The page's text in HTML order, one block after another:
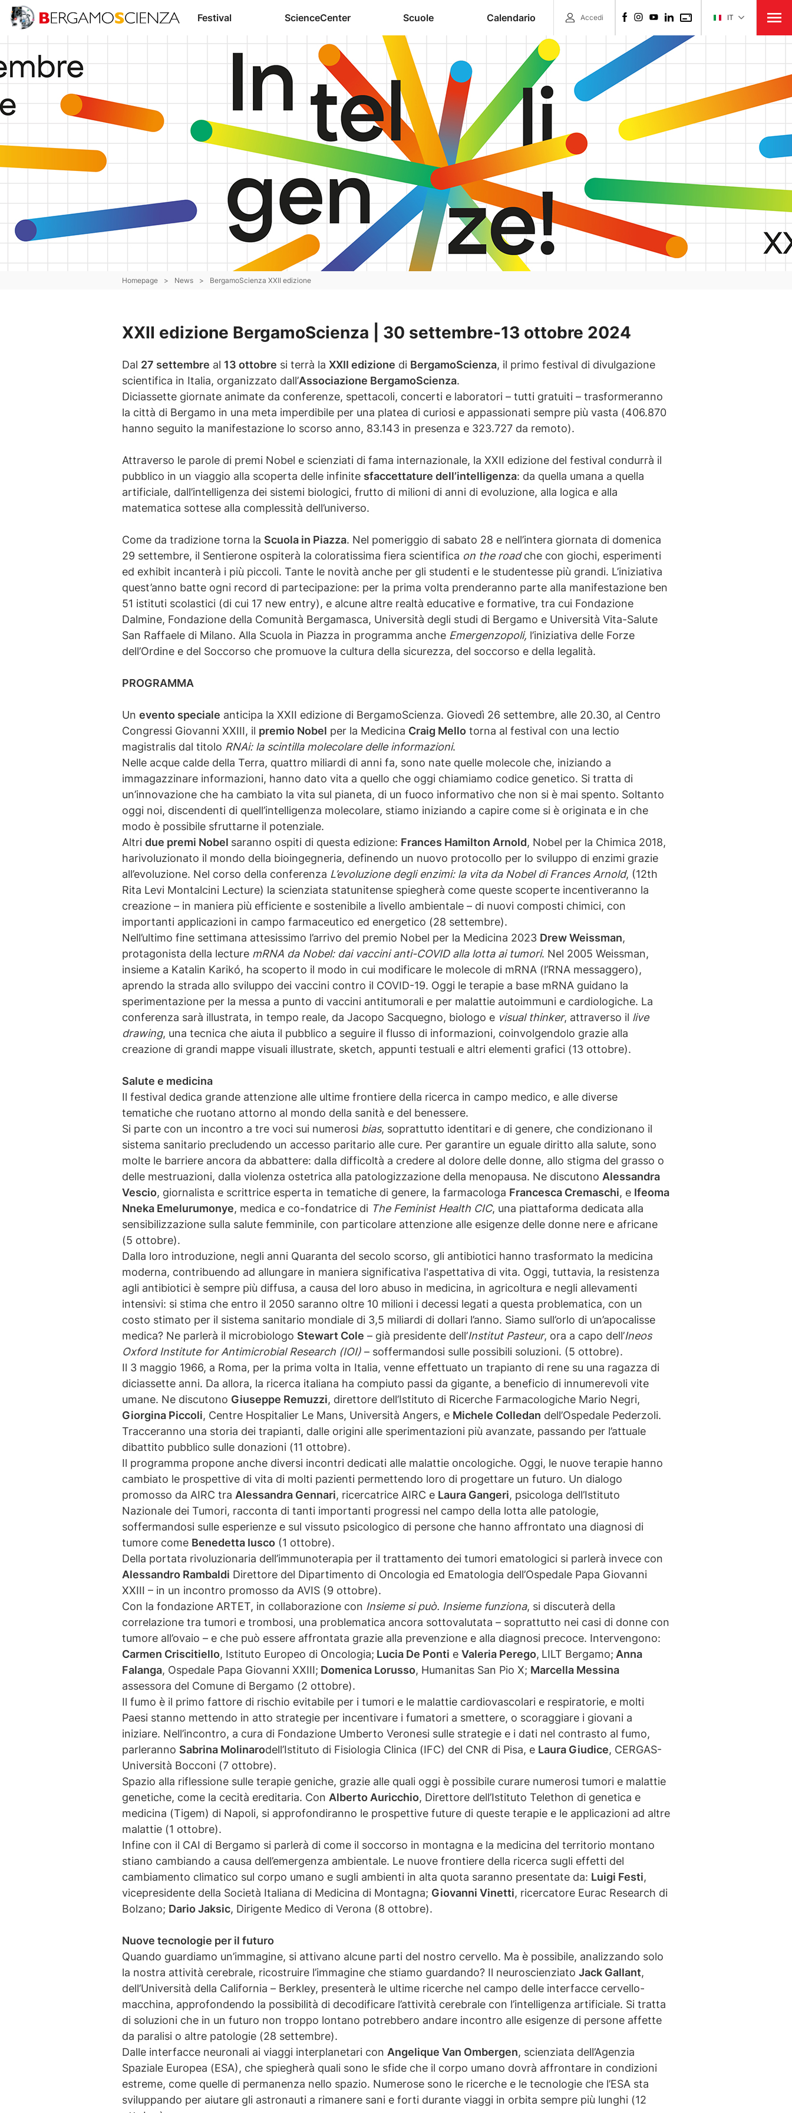
Festival ScienceCenter Scuole Calendario Accedi IT
Stampa
Sostenitori
Relatori
Sostienici
Fondazione
Trasparente
BergamoScienza
Accedi /
Homepage > News > BergamoScienza XXII edizione
XXII edizione BergamoScienza | 30 settembre-13 ottobre 2024
Dal 27 settembre al 13 ottobre si terrà la XXII edizione di BergamoScienza, il primo festival di divulgazione
scientifica in Italia, organizzato dall’Associazione BergamoScienza.
Diciassette giornate animate da conferenze, spettacoli, concerti e laboratori – tutti gratuiti – trasformeranno
la città di Bergamo in una meta imperdibile per una platea di curiosi e appassionati sempre più vasta (406.870
hanno seguito la manifestazione lo scorso anno, 83.143 in presenza e 323.727 da remoto).
Attraverso le parole di premi Nobel e scienziati di fama internazionale, la XXII edizione del festival condurrà il
pubblico in un viaggio alla scoperta delle infinite sfaccettature dell’intelligenza: da quella umana a quella
artificiale, dall’intelligenza dei sistemi biologici, frutto di milioni di anni di evoluzione, alla logica e alla
matematica sottese alla complessità dell’universo.
Come da tradizione torna la Scuola in Piazza. Nel pomeriggio di sabato 28 e nell’intera giornata di domenica
29 settembre, il Sentierone ospiterà la coloratissima fiera scientifica on the roadche con giochi, esperimenti
ed exhibit incanterà i più piccoli. Tante le novità anche per gli studenti e le studentesse più grandi. L’iniziativa
quest’anno batte ogni record di partecipazione: per la prima volta prenderanno parte alla manifestazione ben
51 istituti scolastici (di cui 17 new entry), e alcune altre realtà educative e formative, tra cui Fondazione
Dalmine, Fondazione della Comunità Bergamasca, Università degli studi di Bergamo e Università Vita-Salute
San Raffaele di Milano. Alla Scuola in Piazza in programma anche Emergenzopoli, l’iniziativa delle Forze
dell’Ordine e del Soccorso che promuove la cultura della sicurezza, del soccorso e della legalità.
PROGRAMMA
Un evento speciale anticipa la XXII edizione di BergamoScienza. Giovedì 26 settembre, alle 20.30, al Centro
Congressi Giovanni XXIII, il premio Nobel per la Medicina Craig Mellotorna al festival con una lectio
magistralis dal titolo RNAi: la scintilla molecolare delle informazioni.
Nelle acque calde della Terra, quattro miliardi di anni fa, sono nate quelle molecole che, iniziando a
immagazzinare informazioni, hanno dato vita a quello che oggi chiamiamo codice genetico. Si tratta di
un’innovazione che ha cambiato la vita sul pianeta, di un fuoco informativo che non si è mai spento. Soltanto
oggi noi, discendenti di quell’intelligenza molecolare, stiamo iniziando a capire come si è originata e in che
modo è possibile sfruttarne il potenziale.
Altri due premi Nobel saranno ospiti di questa edizione: Frances Hamilton Arnold, Nobel per la Chimica 2018,
harivoluzionato il mondo della bioingegneria, definendo un nuovo protocollo per lo sviluppo di enzimi grazie
all’evoluzione. Nel corso della conferenza L’evoluzione degli enzimi: la vita da Nobel di Frances Arnold, (12th
Rita Levi Montalcini Lecture) la scienziata statunitense spiegherà come queste scoperte incentiveranno la
creazione – in maniera più efficiente e sostenibile a livello ambientale – di nuovi composti chimici, con
importanti applicazioni in campo farmaceutico ed energetico (28 settembre).
Nell’ultimo fine settimana attesissimo l’arrivo del premio Nobel per la Medicina 2023 Drew Weissman,
protagonista della lecture mRNA da Nobel: dai vaccini anti-COVID alla lotta ai tumori. Nel 2005 Weissman,
insieme a Katalin Karikó, ha scoperto il modo in cui modificare le molecole di mRNA (l’RNA messaggero),
aprendo la strada allo sviluppo dei vaccini contro il COVID-19. Oggi le terapie a base mRNA guidano la
sperimentazione per la messa a punto di vaccini antitumorali e per malattie autoimmuni e cardiologiche. La
conferenza sarà illustrata, in tempo reale, da Jacopo Sacquegno, biologo e visual thinker, attraverso il live
drawing, una tecnica che aiuta il pubblico a seguire il flusso di informazioni, coinvolgendolo grazie alla
creazione di grandi mappe visuali illustrate, sketch, appunti testuali e altri elementi grafici (13 ottobre).
Salute e medicina
Il festival dedica grande attenzione alle ultime frontiere della ricerca in campo medico, e alle diverse
tematiche che ruotano attorno al mondo della sanità e del benessere.
Si parte con un incontro a tre voci sui numerosi bias, soprattutto identitari e di genere, che condizionano il
sistema sanitario precludendo un accesso paritario alle cure. Per garantire un eguale diritto alla salute, sono
molte le barriere ancora da abbattere: dalla difficoltà a credere al dolore delle donne, allo stigma del grasso o
delle mestruazioni, dalla violenza ostetrica alla patologizzazione della menopausa. Ne discutono Alessandra
Vescio, giornalista e scrittrice esperta in tematiche di genere, la farmacologa Francesca Cremaschi, e Ifeoma
Nneka Emelurumonye, medica e co-fondatrice di The Feminist Health CIC, una piattaforma dedicata alla
sensibilizzazione sulla salute femminile, con particolare attenzione alle esigenze delle donne nere e africane
(5 ottobre).
Dalla loro introduzione, negli anni Quaranta del secolo scorso, gli antibiotici hanno trasformato la medicina
moderna, contribuendo ad allungare in maniera significativa l'aspettativa di vita. Oggi, tuttavia, la resistenza
agli antibiotici è sempre più diffusa, a causa del loro abuso in medicina, in agricoltura e negli allevamenti
intensivi: si stima che entro il 2050 saranno oltre 10 milioni i decessi legati a questa problematica, con un
costo stimato per il sistema sanitario mondiale di 3,5 miliardi di dollari l’anno. Siamo sull’orlo di un’apocalisse
medica? Ne parlerà il microbiologo Stewart Cole – già presidente dell’Institut Pasteur, ora a capo dell’Ineos
Oxford Institute for Antimicrobial Research (IOI) – soffermandosi sulle possibili soluzioni. (5 ottobre).
Il 3 maggio 1966, a Roma, per la prima volta in Italia, venne effettuato un trapianto di rene su una ragazza di
diciassette anni. Da allora, la ricerca italiana ha compiuto passi da gigante, a beneficio di innumerevoli vite
umane. Ne discutono Giuseppe Remuzzi, direttore dell’Istituto di Ricerche Farmacologiche Mario Negri,
Giorgina Piccoli, Centre Hospitalier Le Mans, Università Angers, e Michele Colledan dell’Ospedale Pederzoli.
Tracceranno una storia dei trapianti, dalle origini alle sperimentazioni più avanzate, passando per l’attuale
dibattito pubblico sulle donazioni (11 ottobre).
Il programma propone anche diversi incontri dedicati alle malattie oncologiche. Oggi, le nuove terapie hanno
cambiato le prospettive di vita di molti pazienti permettendo loro di progettare un futuro. Un dialogo
promosso da AIRC tra ⁠ Alessandra Gennari, ricercatrice AIRC ⁠e ⁠ Laura Gangeri, psicologa dell’Istituto
Nazionale dei Tumori, racconta di tanti importanti progressi nel campo della lotta alle patologie,
soffermandosi sulle esperienze e sul vissuto psicologico di persone che hanno affrontato una diagnosi di
tumore come Benedetta Iusco(1 ottobre).
Della portata rivoluzionaria dell’immunoterapia per il trattamento dei tumori ematologici si parlerà invece con
Alessandro Rambaldi Direttore del Dipartimento di Oncologia ed Ematologia dell’Ospedale Papa Giovanni
XXIII – in un incontro promosso da AVIS (9 ottobre).
Con la fondazione ARTET, in collaborazione con Insieme si può. Insieme funziona, si discuterà della
correlazione tra tumori e trombosi, una problematica ancora sottovalutata – soprattutto nei casi di donne con
tumore all’ovaio – e che può essere affrontata grazie alla prevenzione e alla diagnosi precoce. Intervengono:
Carmen Criscitiello, Istituto Europeo di Oncologia; Lucia De Ponti e Valeria Perego, LILT Bergamo; Anna
Falanga, Ospedale Papa Giovanni XXIII; Domenica Lorusso, Humanitas San Pio X; Marcella Messina
assessora del Comune di Bergamo (2 ottobre).
Il fumo è il primo fattore di rischio evitabile per i tumori e le malattie cardiovascolari e respiratorie, e molti
Paesi stanno mettendo in atto strategie per incentivare i fumatori a smettere, o scoraggiare i giovani a
iniziare. Nell’incontro, a cura di Fondazione Umberto Veronesi sulle strategie e i dati nel contrasto al fumo,
parleranno Sabrina Molinarodell’Istituto di Fisiologia Clinica (IFC) del CNR di Pisa, e Laura Giudice, CERGAS-
Università Bocconi (7 ottobre).
Spazio alla riflessione sulle terapie geniche, grazie alle quali oggi è possibile curare numerosi tumori e malattie
genetiche, come la cecità ereditaria. Con Alberto Auricchio, Direttore dell’Istituto Telethon di genetica e
medicina (Tigem) di Napoli, si approfondiranno le prospettive future di queste terapie e le applicazioni ad altre
malattie (1 ottobre).
Infine con il CAI di Bergamo si parlerà di come il soccorso in montagna e la medicina del territorio montano
stiano cambiando a causa dell’emergenza ambientale. Le nuove frontiere della ricerca sugli effetti del
cambiamento climatico sul corpo umano e sugli ambienti in alta quota saranno presentate da: Luigi Festi,
vicepresidente della Società Italiana di Medicina di Montagna; Giovanni Vinetti, ricercatore Eurac Research di
Bolzano; Dario Jaksic, Dirigente Medico di Verona (8 ottobre).
Nuove tecnologie per il futuro
Quando guardiamo un’immagine, si attivano alcune parti del nostro cervello. Ma è possibile, analizzando solo
la nostra attività cerebrale, ricostruire l’immagine che stiamo guardando? Il neuroscienziato Jack Gallant,
dell’Università della California – Berkley, presenterà le ultime ricerche nel campo delle interfacce cervello-
macchina, approfondendo la possibilità di decodificare l’attività cerebrale con l’intelligenza artificiale. Si tratta
di soluzioni che in un futuro non troppo lontano potrebbero andare incontro alle esigenze di persone affette
da paralisi o altre patologie (28 settembre).
Dalle interfacce neuronali ai viaggi interplanetari con Angelique Van Ombergen, scienziata dell’Agenzia
Spaziale Europea (ESA), che spiegherà quali sono le sfide che il corpo umano dovrà affrontare in condizioni
estreme, come quelle di permanenza nello spazio. Numerose sono le ricerche e le tecnologie che l’ESA sta
sviluppando per aiutare gli astronauti a rimanere sani e forti durante viaggi in orbita sempre più lunghi (12